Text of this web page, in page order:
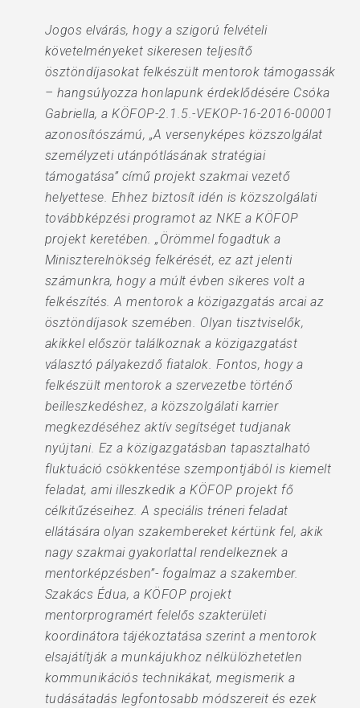
Jogos elvárás, hogy a szigorú felvételi
követelményeket sikeresen teljesítő
ösztöndíjasokat felkészült mentorok támogassák
– hangsúlyozza honlapunk érdeklődésére Csóka
Gabriella, a KÖFOP-2.1.5.-VEKOP-16-2016-00001
azonosítószámú, „A versenyképes közszolgálat
személyzeti utánpótlásának stratégiai
támogatása” című projekt szakmai vezető
helyettese. Ehhez biztosít idén is közszolgálati
továbbképzési programot az NKE a KÖFOP
projekt keretében. „Örömmel fogadtuk a
Miniszterelnökség felkérését, ez azt jelenti
számunkra, hogy a múlt évben sikeres volt a
felkészítés. A mentorok a közigazgatás arcai az
ösztöndíjasok szemében. Olyan tisztviselők,
akikkel először találkoznak a közigazgatást
választó pályakezdő fiatalok. Fontos, hogy a
felkészült mentorok a szervezetbe történő
beilleszkedéshez, a közszolgálati karrier
megkezdéséhez aktív segítséget tudjanak
nyújtani. Ez a közigazgatásban tapasztalható
fluktuáció csökkentése szempontjából is kiemelt
feladat, ami illeszkedik a KÖFOP projekt fő
célkitűzéseihez. A speciális tréneri feladat
ellátására olyan szakembereket kértünk fel, akik
nagy szakmai gyakorlattal rendelkeznek a
mentorképzésben”- fogalmaz a szakember.
Szakács Édua, a KÖFOP projekt
mentorprogramért felelős szakterületi
koordinátora tájékoztatása szerint a mentorok
elsajátítják a munkájukhoz nélkülözhetetlen
kommunikációs technikákat, megismerik a
tudásátadás legfontosabb módszereit és ezek